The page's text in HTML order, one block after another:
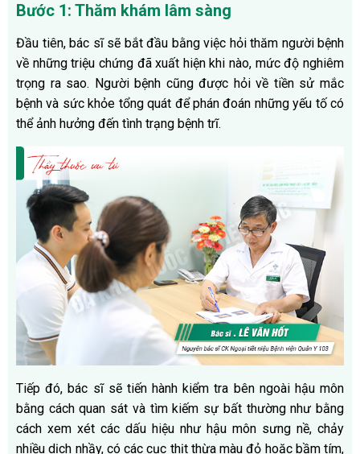
Bước 1: Thăm khám lâm sàng
Đầu tiên, bác sĩ sẽ bắt đầu bằng việc hỏi thăm người bệnh
về những triệu chứng đã xuất hiện khi nào, mức độ nghiêm
trọng ra sao. Người bệnh cũng được hỏi về tiền sử mắc
bệnh và sức khỏe tổng quát để phán đoán những yếu tố có
thể ảnh hưởng đến tình trạng bệnh trĩ.
Tiếp đó, bác sĩ sẽ tiến hành kiểm tra bên ngoài hậu môn
bằng cách quan sát và tìm kiếm sự bất thường như bằng
cách xem xét các dấu hiệu như hậu môn sưng nề, chảy
nhiều dịch nhầy, có các cục thịt thừa màu đỏ hoặc bầm tím,